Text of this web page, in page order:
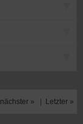
nächster » Letzter »